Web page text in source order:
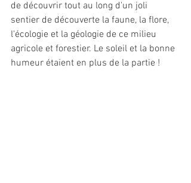
de découvrir tout au long d'un joli
sentier de découverte la faune, la flore,
l'écologie et la géologie de ce milieu
agricole et forestier. Le soleil et la bonne
humeur étaient en plus de la partie !